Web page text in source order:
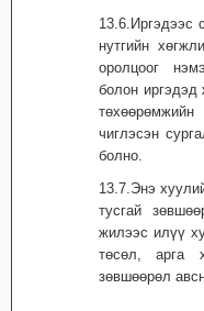
13.6.Иргэдээс
нутгийн
оролцоог
болон иргэдэд
чиглэсэн
болно.
13.7.Энэ
тусгай
жилээс илүү
төсөл, арга
зөвшөөрөл